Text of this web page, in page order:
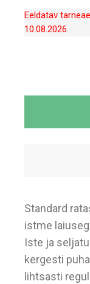
Eeldatav
10.08.2026
Standard
istme
Iste ja
kergesti
lihtsasti